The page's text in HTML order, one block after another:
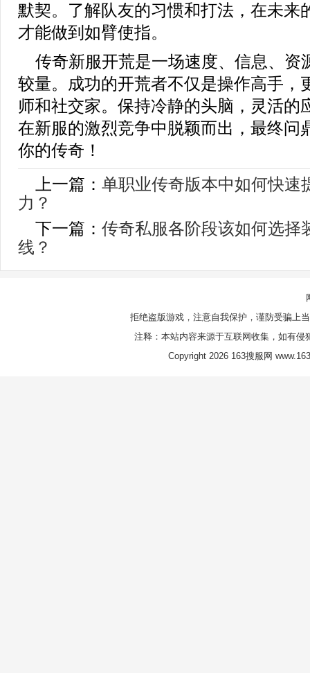
默契。了解队友的习惯和打法，在未来
才能做到如臂使指。
传奇新服开荒是一场速度、信息、资
较量。成功的开荒者不仅是操作高手，
师和社交家。保持冷静的头脑，灵活的
在新服的激烈竞争中脱颖而出，最终问
你的传奇！
上一篇： 单职业传奇版本中如何快速
力？
下一篇： 传奇私服各阶段该如何选择
线？
拒绝盗版游戏，注意自我保护，谨防受骗上
注释：本站内容来源于互联网收集，如有
Copyright 2026 163搜服网